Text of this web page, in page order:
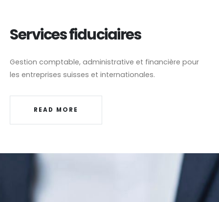
Services fiduciaires
Gestion comptable, administrative et financière pour
les entreprises suisses et internationales.
READ MORE